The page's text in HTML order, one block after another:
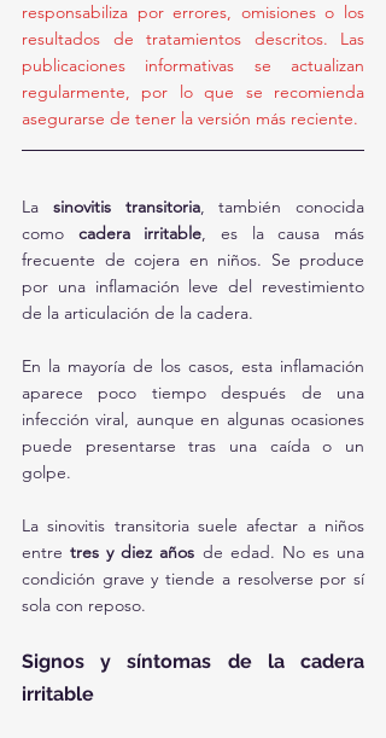
responsabiliza por errores, omisiones o los
resultados de tratamientos descritos. Las
publicaciones informativas se actualizan
regularmente, por lo que se recomienda
asegurarse de tener la versión más reciente.
La sinovitis transitoria, también conocida
como cadera irritable, es la causa más
frecuente de cojera en niños. Se produce
por una inflamación leve del revestimiento
de la articulación de la cadera.
En la mayoría de los casos, esta inflamación
aparece poco tiempo después de una
infección viral, aunque en algunas ocasiones
puede presentarse tras una caída o un
golpe.
La sinovitis transitoria suele afectar a niños
entre tres y diez años de edad. No es una
condición grave y tiende a resolverse por sí
sola con reposo.
Signos y síntomas de la cadera
irritable